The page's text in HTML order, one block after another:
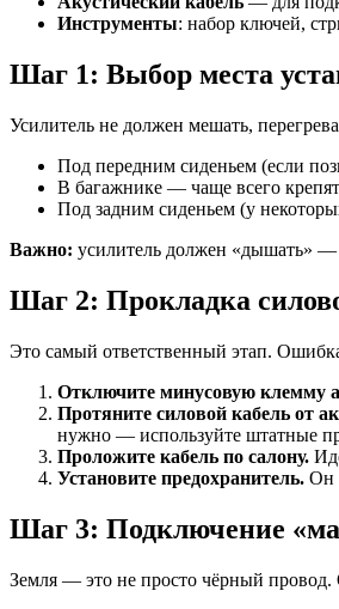
Инструменты: набор ключей,
Шаг 1: Выбор места
Усилитель не должен мешать,
Под передним сиденьем (если
В багажнике — чаще всего
Под задним сиденьем (у
Важно: усилитель должен «дышать» —
Шаг 2: Прокладка
Это самый ответственный этап.
Отключите минусовую клемму
Протяните силовой кабель от
нужно — используйте штатные
Проложите кабель по салону.
Установите предохранитель. Он
Шаг 3: Подключение
Земля — это не просто чёрный провод.